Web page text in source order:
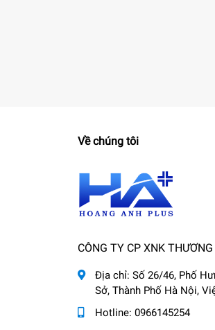
Về chúng tôi
CÔNG TY CP XNK
Địa chỉ: Số 26/46, Phố
Sở, Thành Phố Hà Nội,
Hotline: 0966145254